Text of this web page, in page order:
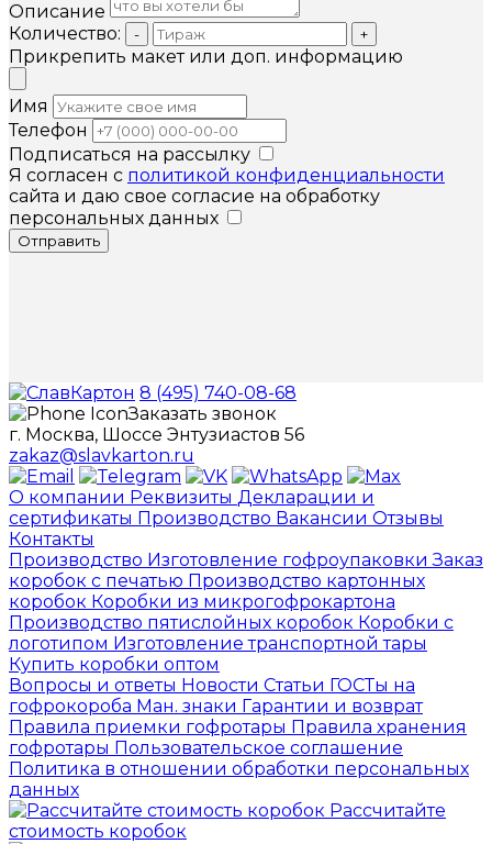
Описание
Количество:
- +
Прикрепить макет или доп. информацию
Имя
Телефон
Подписаться на рассылку
Я согласен с политикой конфиденциальности
сайта и даю свое согласие на обработку
персональных данных
Отправить
8 (495) 740-08-68
Заказать звонок
г. Москва, Шоссе Энтузиастов 56
zakaz@slavkarton.ru
О компании Реквизиты Декларации и
сертификаты Производство Вакансии Отзывы
Контакты
Производство Изготовление гофроупаковкиЗаказ
коробок с печатью Производство картонных
коробок Коробки из микрогофрокартона
Производство пятислойных коробок Коробки с
логотипом Изготовление транспортной тары
Купить коробки оптом
Вопросы и ответы Новости Статьи ГОСТы на
гофрокороба Ман. знаки Гарантии и возврат
Правила приемки гофротары Правила хранения
гофротары Пользовательское соглашение
Политика в отношении обработки персональных
данных
Рассчитайте
стоимость коробок